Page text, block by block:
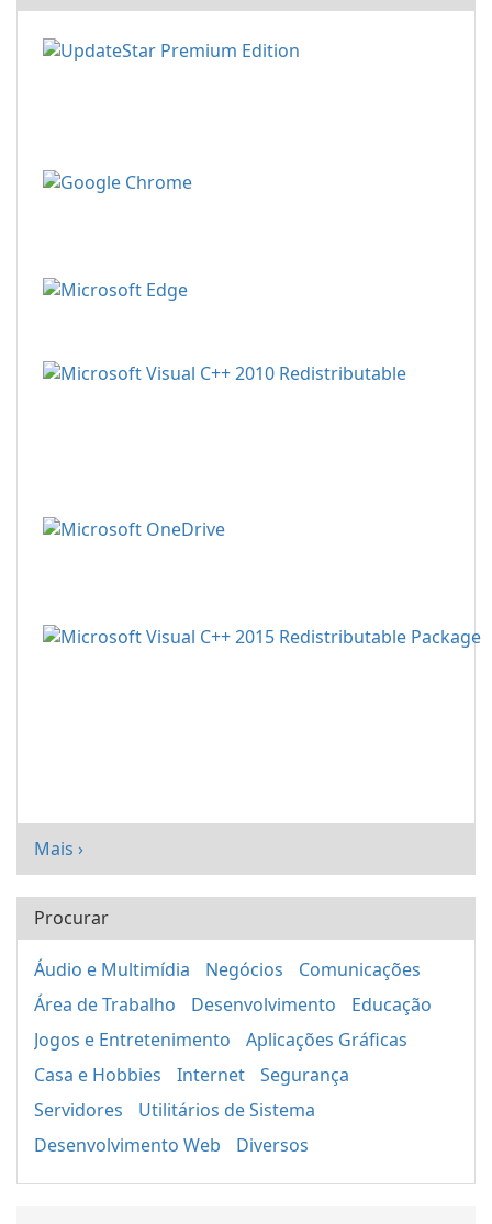
Mais ›
Procurar
Áudio e Multimídia Negócios
Comunicações
Área de Trabalho
Desenvolvimento
Educação
Jogos e Entretenimento
Aplicações Gráficas
Casa e Hobbies
Internet
Segurança
Servidores
Utilitários de Sistema
Desenvolvimento Web
Diversos